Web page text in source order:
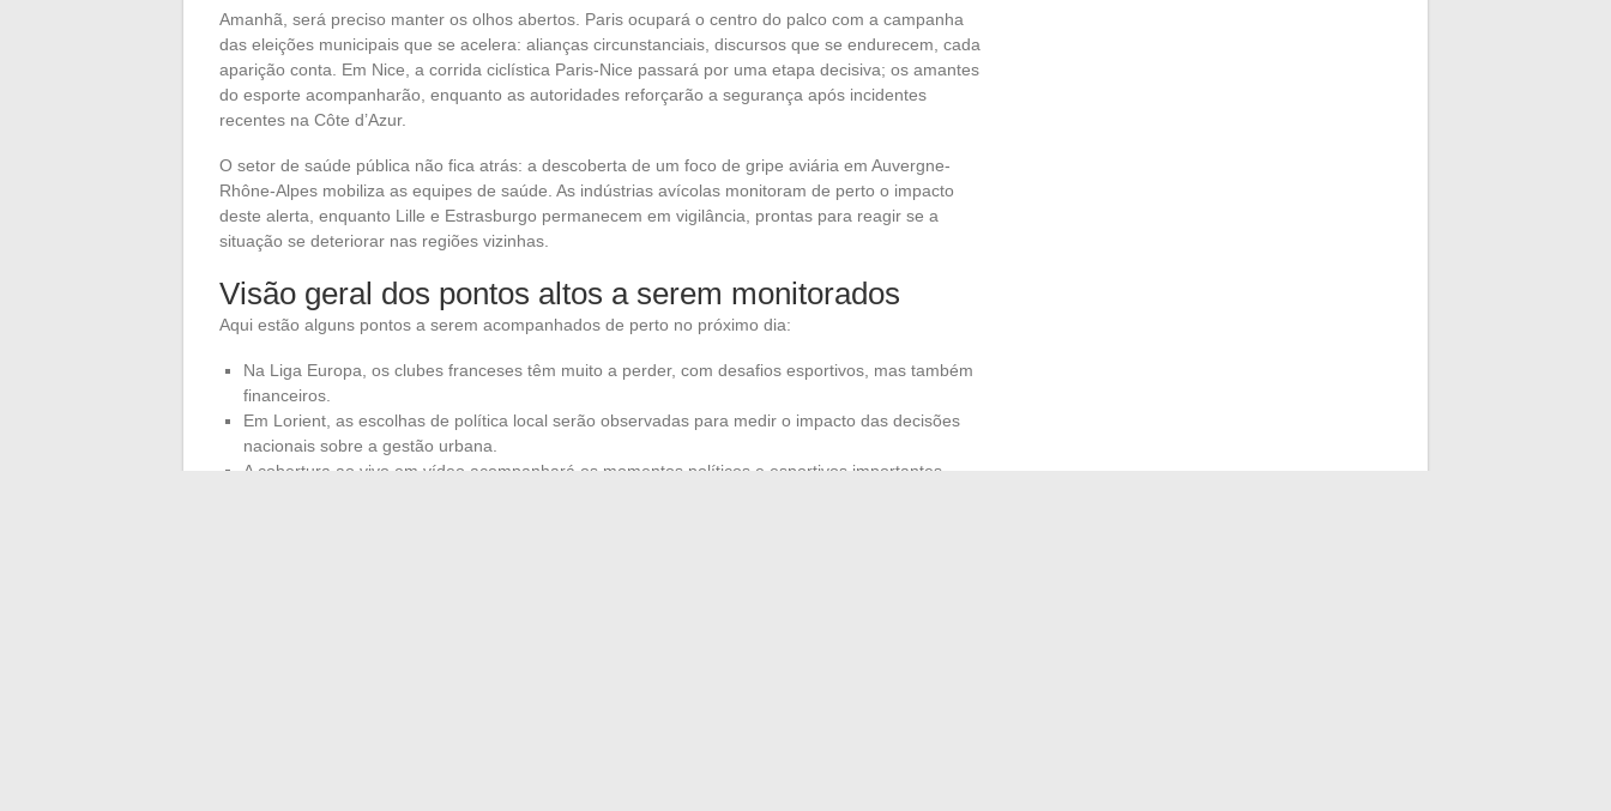
Amanhã, será preciso manter os olhos abertos. Paris ocupará o centro do palco com a campanha
das eleições municipais que se acelera: alianças circunstanciais, discursos que se endurecem, cada
aparição conta. Em Nice, a corrida ciclística Paris-Nice passará por uma etapa decisiva; os amantes
do esporte acompanharão, enquanto as autoridades reforçarão a segurança após incidentes
recentes na Côte d’Azur.
O setor de saúde pública não fica atrás: a descoberta de um foco de gripe aviária em Auvergne-
Rhône-Alpes mobiliza as equipes de saúde. As indústrias avícolas monitoram de perto o impacto
deste alerta, enquanto Lille e Estrasburgo permanecem em vigilância, prontas para reagir se a
situação se deteriorar nas regiões vizinhas.
Visão geral dos pontos altos a serem monitorados
Aqui estão alguns pontos a serem acompanhados de perto no próximo dia:
Na Liga Europa, os clubes franceses têm muito a perder, com desafios esportivos, mas também
financeiros.
Em Lorient, as escolhas de política local serão observadas para medir o impacto das decisões
nacionais sobre a gestão urbana.
A cobertura ao vivo em vídeo acompanhará os momentos políticos e esportivos importantes,